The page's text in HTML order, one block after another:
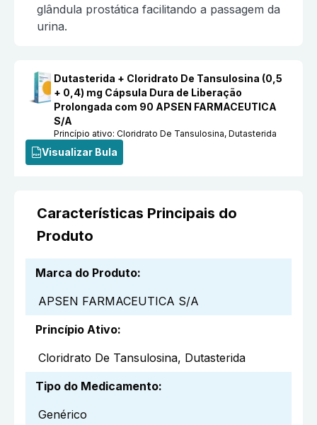
glândula prostática facilitando a passagem da
urina.
Dutasterida + Cloridrato De Tansulosina (0,5
+ 0,4) mg Cápsula Dura de Liberação
Prolongada com 90 APSEN FARMACEUTICA
S/A
Princípio ativo:Cloridrato De Tansulosina, Dutasterida
Visualizar Bula
Características Principais do
Produto
Marca do Produto:
APSEN FARMACEUTICA S/A
Princípio Ativo:
Cloridrato De Tansulosina, Dutasterida
Tipo do Medicamento:
Genérico